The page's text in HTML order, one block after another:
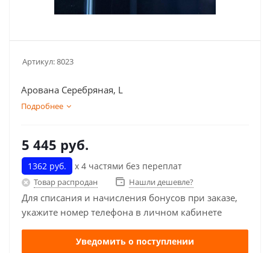
Артикул:8023
Арована Серебряная, L
Подробнее
5 445 руб.
1362 руб. х 4 частями без переплат
Товар распродан Нашли дешевле?
Для списания и начисления бонусов при заказе,
укажите номер телефона в личном кабинете
Уведомить о поступлении